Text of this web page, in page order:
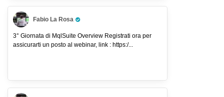
Fabio La Rosa
Pro Trader
3° Giornata di MqlSuite Overview Registrati ora per
assicurarti un posto al webinar, link : https:/...